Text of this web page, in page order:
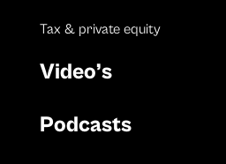
Tax & private equity
Video’s
Podcasts